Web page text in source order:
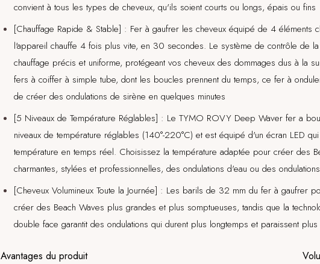
convient à tous les types de cheveux, qu'ils soient courts ou longs, épais ou fins
[Chauffage Rapide & Stable] : Fer à gaufrer les cheveux équipé de 4 éléments
l'appareil chauffe 4 fois plus vite, en 30 secondes. Le système de contrôle de la
chauffage précis et uniforme, protégeant vos cheveux des dommages dus à la
fers à coiffer à simple tube, dont les boucles prennent du temps, ce fer à
de créer des ondulations de sirène en quelques minutes
[5 Niveaux de Température Réglables] : Le TYMO ROVY Deep Waver fer a
niveaux de température réglables (140°-220°C) et est équipé d'un écran LED
température en temps réel. Choisissez la température adaptée pour créer des
charmantes, stylées et professionnelles, des ondulations d'eau ou des
[Cheveux Volumineux Toute la Journée] : Les barils de 32 mm du fer à gaufrer
créer des Beach Waves plus grandes et plus somptueuses, tandis que la
double face garantit des ondulations qui durent plus longtemps et paraissent plus
Avantages du produit